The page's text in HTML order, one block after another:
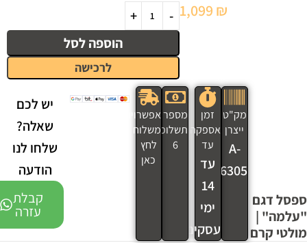
1,099 ₪
הוספה לסל
לרכישה
ספסל דגם
"עלמה" |
מולטי קרם
מק"ט
ייצרן
A-
6305
זמן
אספקה
עד
עד
14
ימי
עסקים
מספר
תשלומים
6
אפשרויות
משלוח
לחץ
כאן
יש לכם
שאלה?
שלחו לנו
הודעה
קבלת
עזרה